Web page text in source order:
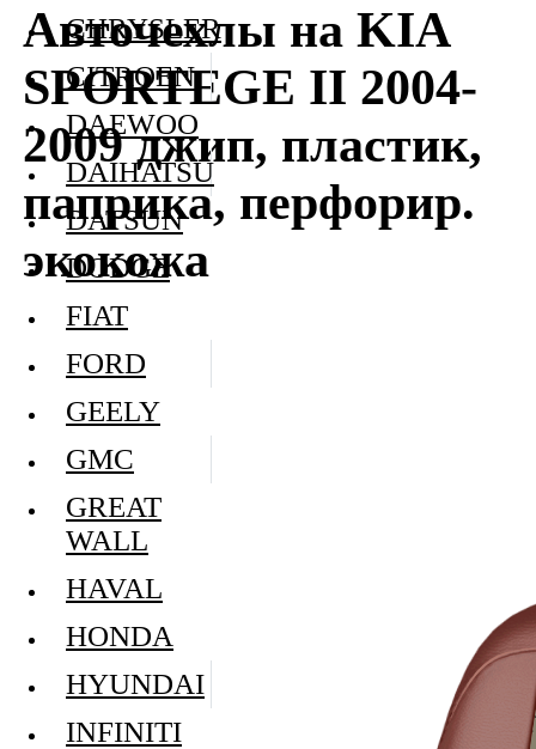
Авточехлы на KIA
SPORTEGE II 2004-
2009 джип, пластик,
паприка, перфорир.
экокожа
CHRYSLER
CITROEN
DAEWOO
DAIHATSU
DATSUN
DODGE
FIAT
FORD
GEELY
GMC
GREAT
WALL
HAVAL
HONDA
HYUNDAI
INFINITI